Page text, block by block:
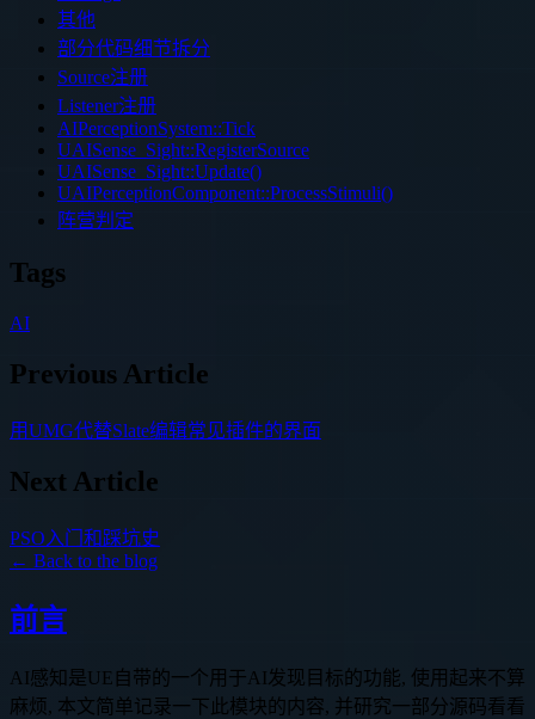
其他
部分代码细节拆分
Source注册
Listener注册
AIPerceptionSystem::Tick
UAISense_Sight::RegisterSource
UAISense_Sight::Update()
UAIPerceptionComponent::ProcessStimuli()
阵营判定
Tags
AI
Previous Article
用UMG代替Slate编辑常见插件的界面
Next Article
PSO入门和踩坑史
← Back to the blog
前言
AI感知是UE自带的一个用于AI发现目标的功能, 使用起来不算
麻烦, 本文简单记录一下此模块的内容, 并研究一部分源码看看